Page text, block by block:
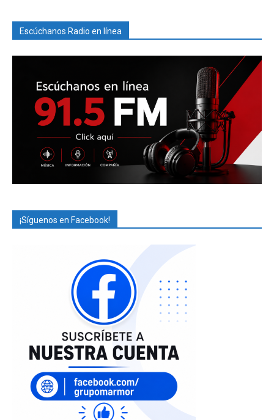
Escúchanos Radio en línea
¡Síguenos en Facebook!